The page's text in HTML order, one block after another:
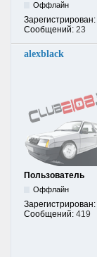
Оффлайн
Зарегистрирован:
Сообщений: 23
alexblack
Пользователь
Оффлайн
Зарегистрирован:
Сообщений: 419